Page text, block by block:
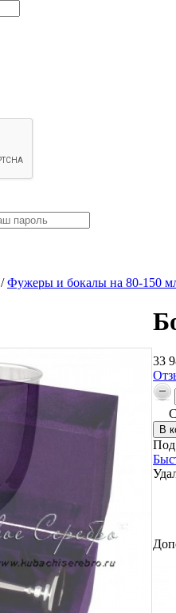
/Фужеры и бокалы на 80-150
33
Под